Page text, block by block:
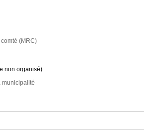
(MRC)
non organisé)
municipalité